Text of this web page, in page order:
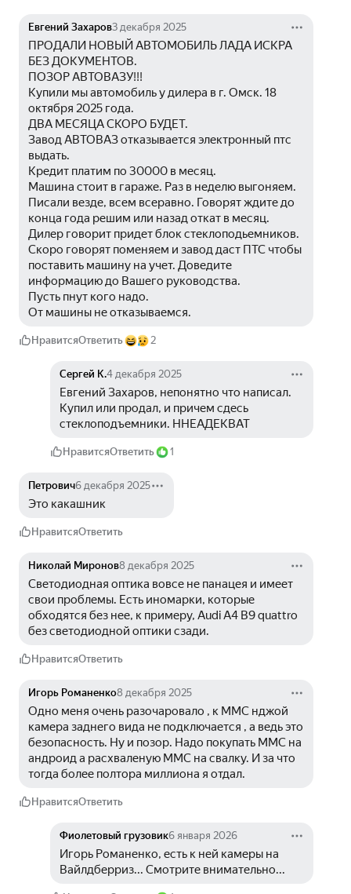
Евгений Захаров3 декабря 2025
ПРОДАЛИ НОВЫЙ АВТОМОБИЛЬ ЛАДА ИСКРА
БЕЗ ДОКУМЕНТОВ.
ПОЗОР АВТОВАЗУ!!!
Купили мы автомобиль у дилера в г. Омск. 18
октября 2025 года.
ДВА МЕСЯЦА СКОРО БУДЕТ.
Завод АВТОВАЗ отказывается электронный птс
выдать.
Кредит платим по 30000 в месяц.
Машина стоит в гараже. Раз в неделю выгоняем.
Писали везде, всем всеравно. Говорят ждите до
конца года решим или назад откат в месяц.
Дилер говорит придет блок стеклоподьемников.
Скоро говорят поменяем и завод даст ПТС чтобы
поставить машину на учет. Доведите
информацию до Вашего руководства.
Пусть пнут кого надо.
От машины не отказываемся.
НравитсяОтветить 2
Сергей К.4 декабря 2025
Евгений Захаров, непонятно что написал.
Купил или продал, и причем сдесь
стеклоподъемники. ННЕАДЕКВАТ
НравитсяОтветить 1
Петрович6 декабря 2025
Это какашник
НравитсяОтветить
Николай Миронов8 декабря 2025
Светодиодная оптика вовсе не панацея и имеет
свои проблемы. Есть иномарки, которые
обходятся без нее, к примеру, Audi А4 B9 quattro
без светодиодной оптики сзади.
НравитсяОтветить
Игорь Романенко8 декабря 2025
Одно меня очень разочаровало , к ММС нджой
камера заднего вида не подключается , а ведь это
безопасность. Ну и позор. Надо покупать ММС на
андроид а расхваленую ММС на свалку. И за что
тогда более полтора миллиона я отдал.
НравитсяОтветить
Фиолетовый грузовик6 января 2026
Игорь Романенко, есть к ней камеры на
Вайлдберриз... Смотрите внимательно...